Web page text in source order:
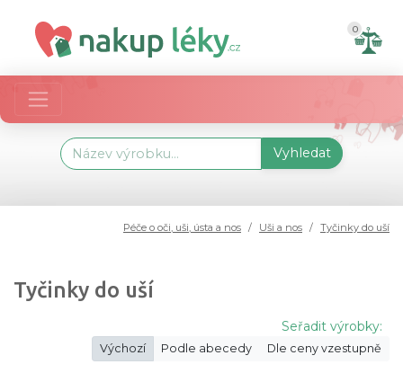
0
Vyhledat
Péče o oči, uši, ústa a nos Uši a nos Tyčinky do uší
Tyčinky do uší
Seřadit výrobky:
Výchozí Podle abecedy Dle ceny vzestupně